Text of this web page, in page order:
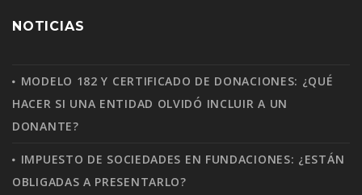
NOTICIAS
MODELO 182 Y CERTIFICADO DE DONACIONES: ¿QUÉ
HACER SI UNA ENTIDAD OLVIDÓ INCLUIR A UN
DONANTE?
IMPUESTO DE SOCIEDADES EN FUNDACIONES: ¿ESTÁN
OBLIGADAS A PRESENTARLO?